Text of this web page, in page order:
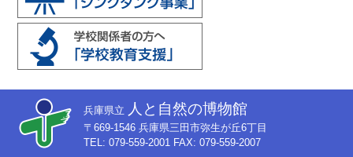
兵庫県立 人と自然の博物館
〒669-1546 兵庫県三田市弥生が丘6丁目
TEL: 079-559-2001 FAX: 079-559-2007